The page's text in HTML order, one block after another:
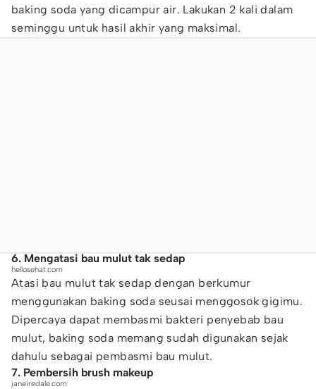
baking soda yang dicampur air. Lakukan 2 kali dalam
seminggu untuk hasil akhir yang maksimal.
6. Mengatasi bau mulut tak sedap
hellosehat.com
Atasi bau mulut tak sedap dengan berkumur
menggunakan baking soda seusai menggosok gigimu.
Dipercaya dapat membasmi bakteri penyebab bau
mulut, baking soda memang sudah digunakan sejak
dahulu sebagai pembasmi bau mulut.
7. Pembersih brush makeup
janeiredale.com